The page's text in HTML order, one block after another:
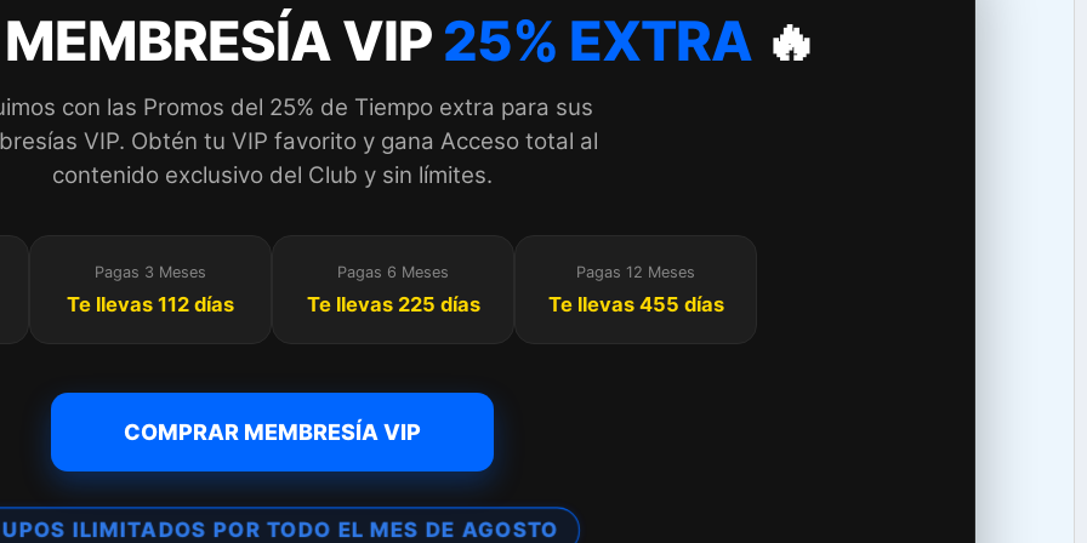
VIP25% EXTRA🔥
con las Promos del 25% de Tiempo extra para sus
VIP. Obtén tu VIP favorito y gana Acceso total al
contenido exclusivo del Club y sin límites.
Pagas 3 Meses
Te llevas 112 días
Pagas 6 Meses
Te llevas 225 días
Pagas 12 Meses
Te llevas 455 días
COMPRAR MEMBRESÍA VIP
ILIMITADOS POR TODO EL MES DE AGOSTO